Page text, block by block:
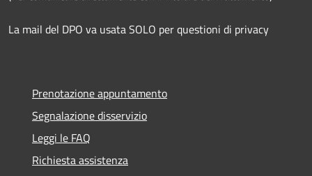
La mail del DPO va usata SOLO per questioni di privacy
Prenotazione appuntamento
Segnalazione disservizio
Leggi le FAQ
Richiesta assistenza